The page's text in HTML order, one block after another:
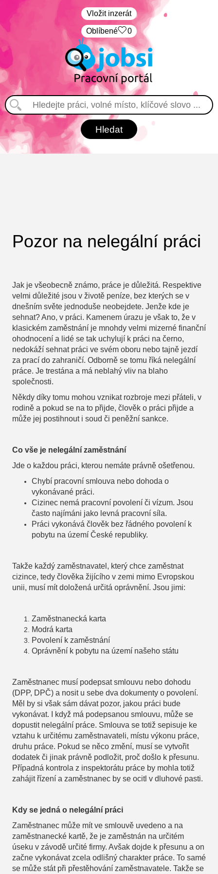
Vložit inzerát
Oblíbené 0
Pozor na nelegální práci
Jak je všeobecně známo, práce je důležitá. Respektive
velmi důležité jsou v životě peníze, bez kterých se v
dnešním světe jednoduše neobejdete. Jenže kde je
sehnat? Ano, v práci. Kamenem úrazu je však to, že v
klasickém zaměstnání je mnohdy velmi mizerné finanční
ohodnocení a lidé se tak uchylují k práci na černo,
nedokáží sehnat práci ve svém oboru nebo tajně jezdí
za prací do zahraničí. Odborně se tomu říká nelegální
práce. Je trestána a má neblahý vliv na blaho
společnosti.
Někdy díky tomu mohou vznikat rozbroje mezi přáteli, v
rodině a pokud se na to přijde, člověk o práci přijde a
může jej postihnout i soud či peněžní sankce.
Co vše je nelegální zaměstnání
Jde o každou práci, kterou nemáte právně ošetřenou.
Chybí pracovní smlouva nebo dohoda o
vykonávané práci.
Cizinec nemá pracovní povolení či vízum. Jsou
často najímáni jako levná pracovní síla.
Práci vykonává člověk bez řádného povolení k
pobytu na území České republiky.
Takže každý zaměstnavatel, který chce zaměstnat
cizince, tedy člověka žijícího v zemi mimo Evropskou
unii, musí mít doložená určitá oprávnění. Jsou jimi:
Zaměstnanecká karta
Modrá karta
Povolení k zaměstnání
Oprávnění k pobytu na území našeho státu
Zaměstnanec musí podepsat smlouvu nebo dohodu
(DPP, DPČ) a nosit u sebe dva dokumenty o povolení.
Měl by si však sám dávat pozor, jakou práci bude
vykonávat. I když má podepsanou smlouvu, může se
dopustit nelegální práce. Smlouva se totiž sepisuje ke
vztahu k určitému zaměstnavateli, místu výkonu práce,
druhu práce. Pokud se něco změní, musí se vytvořit
dodatek či jinak právně podložit, proč došlo k přesunu.
Případná kontrola z inspektorátu práce by mohla totiž
zahájit řízení a zaměstnanec by se ocitl v dluhové pasti.
Kdy se jedná o nelegální práci
Zaměstnanec může mít ve smlouvě uvedeno a na
zaměstnanecké kartě, že je zaměstnán na určitém
úseku v závodě určité firmy. Avšak dojde k přesunu a on
začne vykonávat zcela odlišný charakter práce. To samé
se může stát při přestěhování zaměstnavatele. Takže se